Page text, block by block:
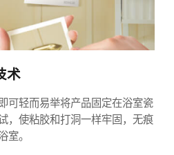
术
可轻而易举将产品固定在浴室瓷
，使粘胶和打洞一样牢固，无痕
室。